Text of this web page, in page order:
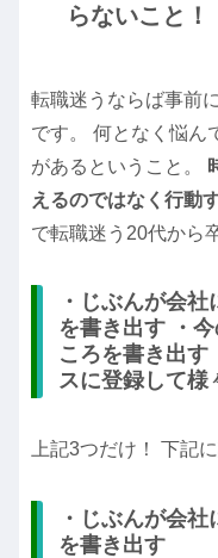
らないこと！
転職迷うならば事前
です。 何となく悩ん
があるということ。
えるのではなく行動
で転職迷う20代から
・じぶんが会
を書き出す ・
ころを書き出す
スに登録して様
上記3つだけ！ 下記
・じぶんが会
を書き出す